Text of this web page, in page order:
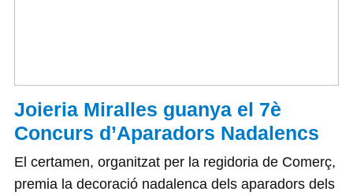
Joieria Miralles guanya el 7è
Concurs d’Aparadors Nadalencs
El certamen, organitzat per la regidoria de Comerç,
premia la decoració nadalenca dels aparadors dels